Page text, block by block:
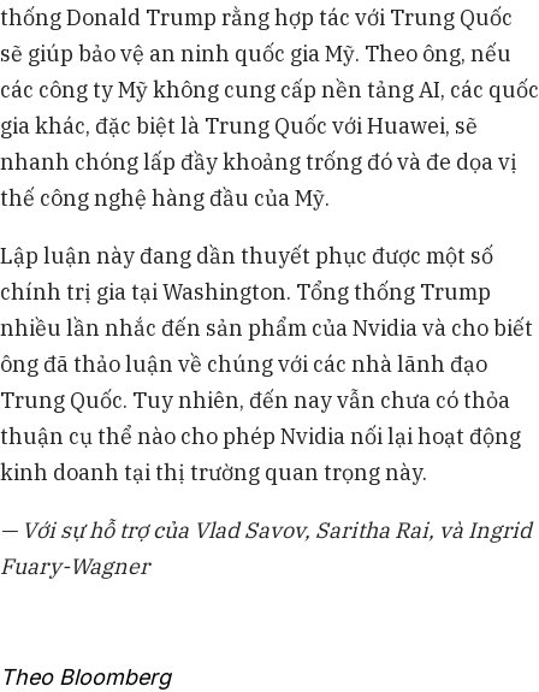
thống Donald Trump rằng hợp tác với Trung Quốc
sẽ giúp bảo vệ an ninh quốc gia Mỹ. Theo ông, nếu
các công ty Mỹ không cung cấp nền tảng AI, các quốc
gia khác, đặc biệt là Trung Quốc với Huawei, sẽ
nhanh chóng lấp đầy khoảng trống đó và đe dọa vị
thế công nghệ hàng đầu của Mỹ.
Lập luận này đang dần thuyết phục được một số
chính trị gia tại Washington. Tổng thống Trump
nhiều lần nhắc đến sản phẩm của Nvidia và cho biết
ông đã thảo luận về chúng với các nhà lãnh đạo
Trung Quốc. Tuy nhiên, đến nay vẫn chưa có thỏa
thuận cụ thể nào cho phép Nvidia nối lại hoạt động
kinh doanh tại thị trường quan trọng này.
— Với sự hỗ trợ của Vlad Savov, Saritha Rai, và Ingrid
Fuary-Wagner
Theo Bloomberg